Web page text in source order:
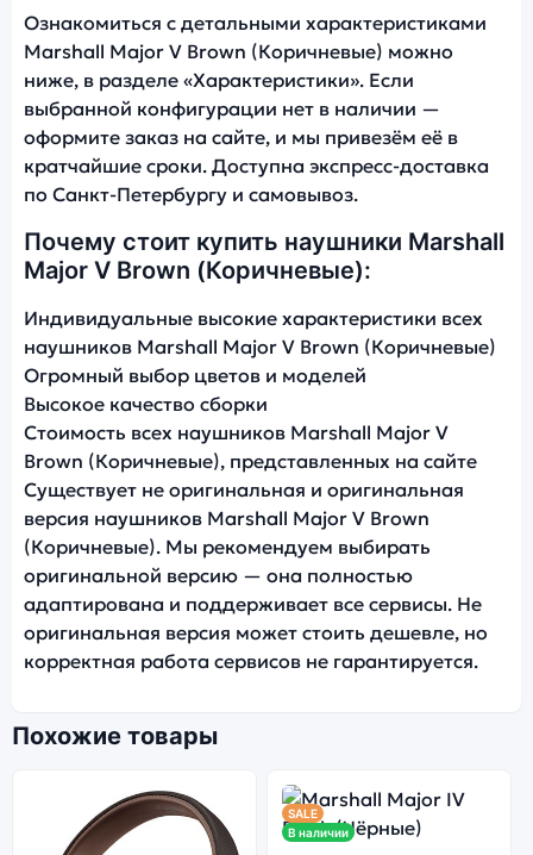
Ознакомиться с детальными характеристиками
Marshall Major V Brown (Коричневые) можно
ниже, в разделе «Характеристики». Если
выбранной конфигурации нет в наличии —
оформите заказ на сайте, и мы привезём её в
кратчайшие сроки. Доступна экспресс-доставка
по Санкт-Петербургу и самовывоз.
Почему стоит купить наушники Marshall
Major V Brown (Коричневые):
Индивидуальные высокие характеристики всех
наушников Marshall Major V Brown (Коричневые)
Огромный выбор цветов и моделей
Высокое качество сборки
Стоимость всех наушников Marshall Major V
Brown (Коричневые), представленных на сайте
Существует не оригинальная и оригинальная
версия наушников Marshall Major V Brown
(Коричневые). Мы рекомендуем выбирать
оригинальной версию — она полностью
адаптирована и поддерживает все сервисы. Не
оригинальная версия может стоить дешевле, но
корректная работа сервисов не гарантируется.
Похожие товары
SALE
В наличии